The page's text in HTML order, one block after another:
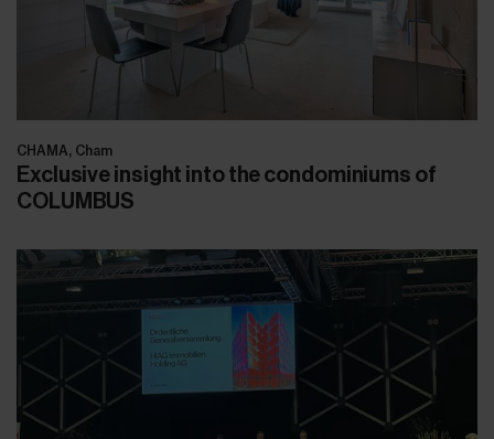
CHAMA, Cham
Exclusive insight into the condominiums of
COLUMBUS